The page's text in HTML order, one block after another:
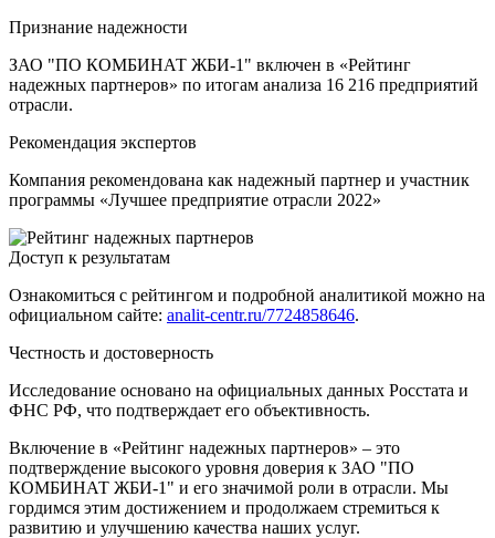
Признание надежности
ЗАО "ПО КОМБИНАТ ЖБИ-1" включен в «Рейтинг
надежных партнеров» по итогам анализа 16 216 предприятий
отрасли.
Рекомендация экспертов
Компания рекомендована как надежный партнер и участник
программы «Лучшее предприятие отрасли 2022»
Доступ к результатам
Ознакомиться с рейтингом и подробной аналитикой можно на
официальном сайте: analit-centr.ru/7724858646.
Честность и достоверность
Исследование основано на официальных данных Росстата и
ФНС РФ, что подтверждает его объективность.
Включение в «Рейтинг надежных партнеров» – это
подтверждение высокого уровня доверия к ЗАО "ПО
КОМБИНАТ ЖБИ-1" и его значимой роли в отрасли. Мы
гордимся этим достижением и продолжаем стремиться к
развитию и улучшению качества наших услуг.